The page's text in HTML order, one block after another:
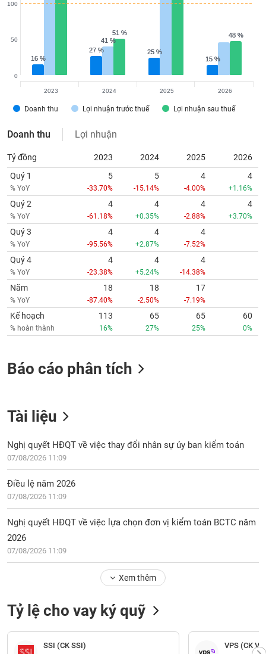
16 %
16 %
27 %
27 % 25 %
25 %
15 %
15 %
41 %
41 %
51 %
51 % 48 %
48 %
Doanh thu Lợi nhuận trước thuế Lợi nhuận sau thuế
0
50
100
2023 2024 2025 2026
Doanh thu Lợi nhuận
Tỷ đồng 2023 2024 2025
2026
Quý 1
% YoY
5
-33.70%
5
-15.14%
4
-4.00%
4
+1.16%
Quý 2
% YoY
4
-61.18%
4
+0.35%
4
-2.88%
4
+3.70%
Quý 3
% YoY
4
-95.56%
4
+2.87%
4
-7.52%
Quý 4
% YoY
4
-23.38%
4
+5.24%
4
-14.38%
Năm
% YoY
18
-87.40%
18
-2.50%
17
-7.19%
Kế hoạch
% hoàn thành
113
16%
65
27%
65
25%
60
0%
Báo cáo phân tích
Tài liệu
Nghị quyết HĐQT về việc thay đổi nhân sự ủy ban kiểm toán
07/08/2026 11:09
Điều lệ năm 2026
07/08/2026 11:09
Nghị quyết HĐQT về việc lựa chọn đơn vị kiểm toán BCTC năm
2026
07/08/2026 11:09
Xem thêm
Tỷ lệ cho vay ký quỹ
SSI (CK SSI) VPS (CK